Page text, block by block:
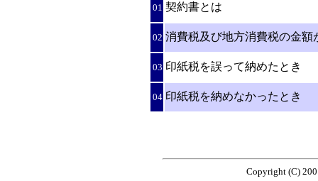
01 契約書とは
02 消費税及び地方消費税の金
03 印紙税を誤って納めたとき
04 印紙税を納めなかったとき
Copyright (C)